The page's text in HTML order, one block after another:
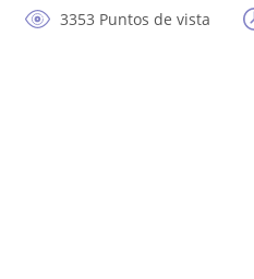
3353 Puntos de vista